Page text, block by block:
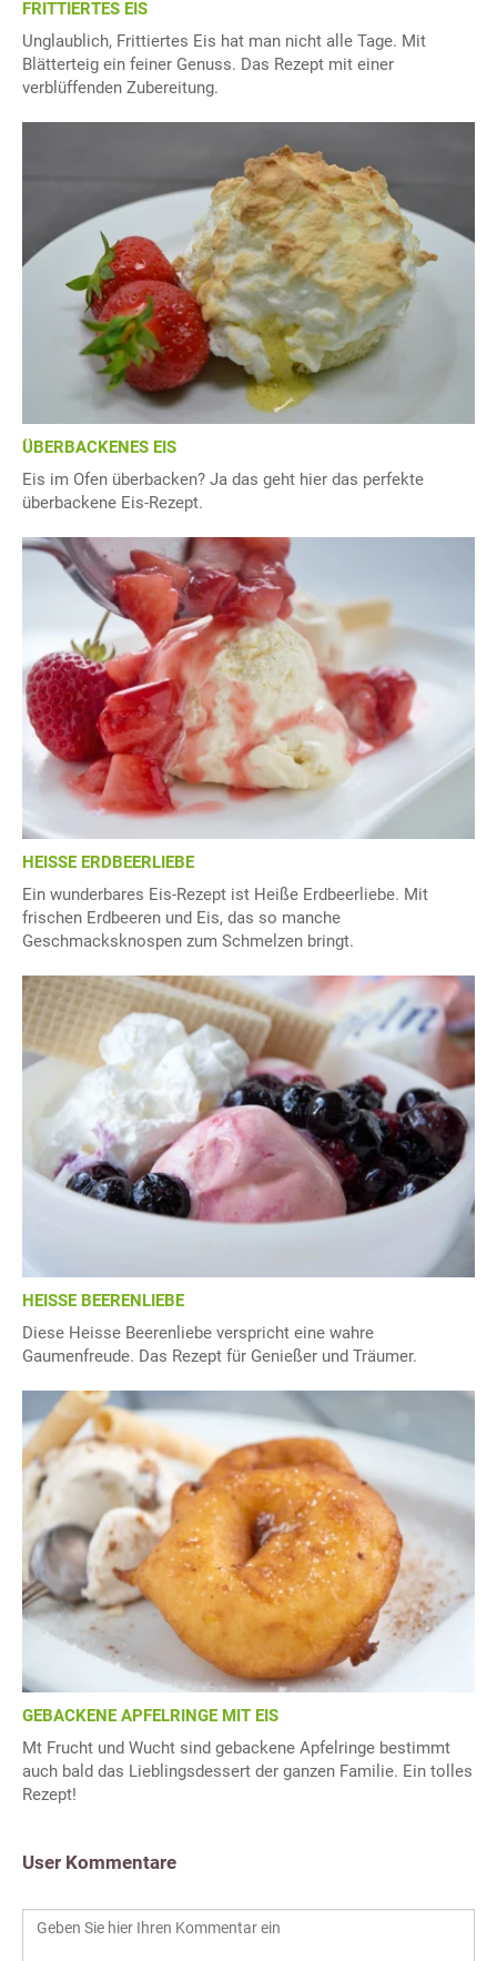
FRITTIERTES EIS
Unglaublich, Frittiertes Eis hat man nicht alle Tage. Mit
Blätterteig ein feiner Genuss. Das Rezept mit einer
verblüffenden Zubereitung.
ÜBERBACKENES EIS
Eis im Ofen überbacken? Ja das geht hier das perfekte
überbackene Eis-Rezept.
HEISSE ERDBEERLIEBE
Ein wunderbares Eis-Rezept ist Heiße Erdbeerliebe. Mit
frischen Erdbeeren und Eis, das so manche
Geschmacksknospen zum Schmelzen bringt.
HEISSE BEERENLIEBE
Diese Heisse Beerenliebe verspricht eine wahre
Gaumenfreude. Das Rezept für Genießer und Träumer.
GEBACKENE APFELRINGE MIT EIS
Mt Frucht und Wucht sind gebackene Apfelringe bestimmt
auch bald das Lieblingsdessert der ganzen Familie. Ein tolles
Rezept!
User Kommentare